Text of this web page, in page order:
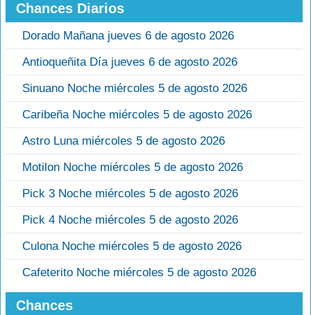
Chances Diarios
Dorado Mañana jueves 6 de agosto 2026
Antioqueñita Día jueves 6 de agosto 2026
Sinuano Noche miércoles 5 de agosto 2026
Caribeña Noche miércoles 5 de agosto 2026
Astro Luna miércoles 5 de agosto 2026
Motilon Noche miércoles 5 de agosto 2026
Pick 3 Noche miércoles 5 de agosto 2026
Pick 4 Noche miércoles 5 de agosto 2026
Culona Noche miércoles 5 de agosto 2026
Cafeterito Noche miércoles 5 de agosto 2026
Chances